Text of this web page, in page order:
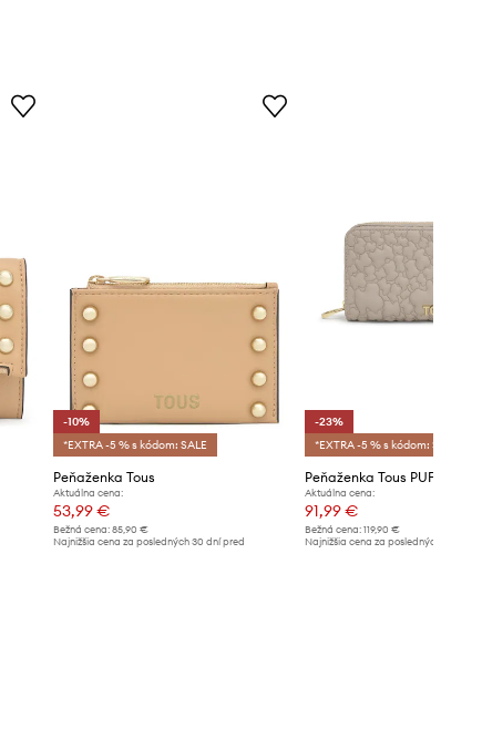
-10%
*EXTRA -5 % s kódom: SALE
Peňaženka Tous
Aktuálna cena:
53,99 €
Bežná cena:85,90 €
Najnižšia cena za posledných 30 dní pred
-23%
*EXTRA -5 % s kódom: SALE
Peňaženka Tous PUFFY
Aktuálna cena:
91,99 €
Bežná cena: 119,90 €
Najnižšia cena za posledných 30 dní